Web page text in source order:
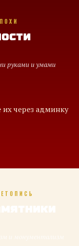
руками и умами
через админку